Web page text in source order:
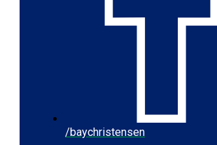
/baychristensen